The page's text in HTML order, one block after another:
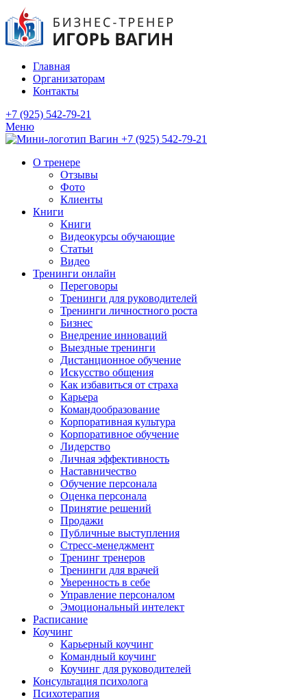
Главная
Организаторам
Контакты
+7 (925) 542-79-21
Меню
+7 (925) 542-79-21
О тренере
Отзывы
Фото
Клиенты
Книги
Книги
Видеокурсы обучающие
Статьи
Видео
Тренинги онлайн
Переговоры
Тренинги для руководителей
Тренинги личностного роста
Бизнес
Внедрение инноваций
Выездные тренинги
Дистанционное обучение
Искусство общения
Как избавиться от страха
Карьера
Командообразование
Корпоративная культура
Корпоративное обучение
Лидерство
Личная эффективность
Наставничество
Обучение персонала
Оценка персонала
Принятие решений
Продажи
Публичные выступления
Стресс-менеджмент
Тренинг тренеров
Тренинги для врачей
Уверенность в себе
Управление персоналом
Эмоциональный интелект
Расписание
Коучинг
Карьерный коучинг
Командный коучинг
Коучинг для руководителей
Консультация психолога
Психотерапия